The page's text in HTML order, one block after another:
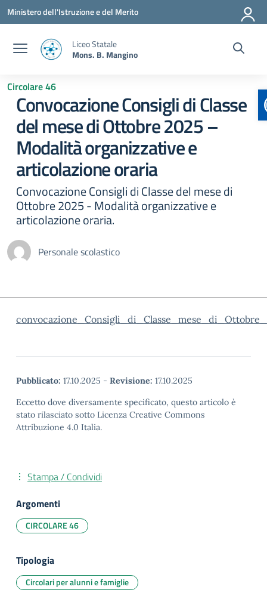
Vai ai contenuti
Vai al menu di navigazione
Vai al footer
Ministero dell'Istruzione e del Merito
Liceo Statale
Mons. B. Mangino
Circolare 46
Convocazione Consigli di Classe
del mese di Ottobre 2025 –
Modalità organizzative e
articolazione oraria
Convocazione Consigli di Classe del mese di
Ottobre 2025 - Modalità organizzative e
articolazione oraria.
Personale scolastico
Pubblicato: 17.10.2025 - Revisione: 17.10.2025
Eccetto dove diversamente specificato, questo articolo è
stato rilasciato sotto Licenza Creative Commons
Attribuzione 4.0 Italia.
Stampa / Condividi
Argomenti
CIRCOLARE 46
Tipologia
Circolari per alunni e famiglie